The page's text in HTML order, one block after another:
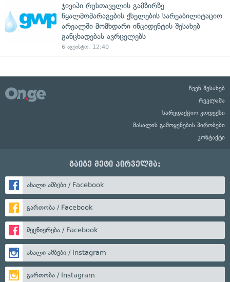
ჯივიპი რუსთაველის გამზირზე
წყალმომარაგების ქსელების სარეაბილიტაციო
არეალში მომხდარი ინციდენტის შესახებ
განცხადებას ავრცელებს
6 აგვისტო, 12:40
ჩვენ შესახებ
რეკლამა
სარედაქციო კოდექსი
მასალის გამოყენების პირობები
კონტაქტი
გაიგე მეტი პირველმა:
ახალი ამბები / Facebook
გართობა / Facebook
მეცნიერება / Facebook
ახალი ამბები / Instagram
გართობა / Instagram